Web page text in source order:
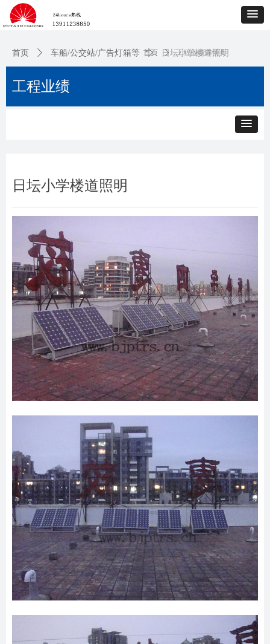
日坛小学楼道照明
首页 ꄲ 车船/公交站/广告灯箱等 ꄲ 日坛小学楼道照明
工程业绩
首页 ꄲ 工程业绩详情页